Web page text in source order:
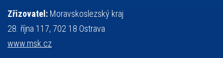
Zřizovatel: Moravskoslezský kraj
28. října 117, 702 18 Ostrava
www.msk.cz